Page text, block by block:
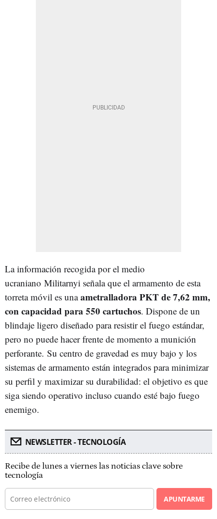
La información recogida por el medio
ucraniano Militarnyi señala que el armamento de esta
torreta móvil es unaametralladora PKT de 7,62 mm,
con capacidad para 550 cartuchos. Dispone de un
blindaje ligero diseñado para resistir el fuego estándar,
pero no puede hacer frente de momento a munición
perforante. Su centro de gravedad es muy bajo y los
sistemas de armamento están integrados para minimizar
su perfil y maximizar su durabilidad: el objetivo es que
siga siendo operativo incluso cuando esté bajo fuego
enemigo.
NEWSLETTER - TECNOLOGÍA
Recibe de lunes a viernes las noticias clave sobre
tecnología
APUNTARME